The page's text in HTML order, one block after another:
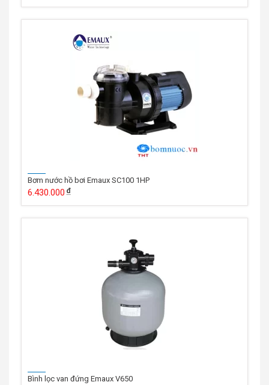
Bơm nước hồ bơi Emaux SC100 1HP
6.430.000
Bình lọc van đứng Emaux V650